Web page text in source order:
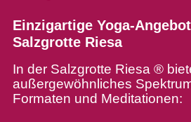
Einzigartige Yoga-
Salzgrotte Riesa
In der Salzgrotte Riesa ®
außergewöhnliches
Formaten und Meditationen: